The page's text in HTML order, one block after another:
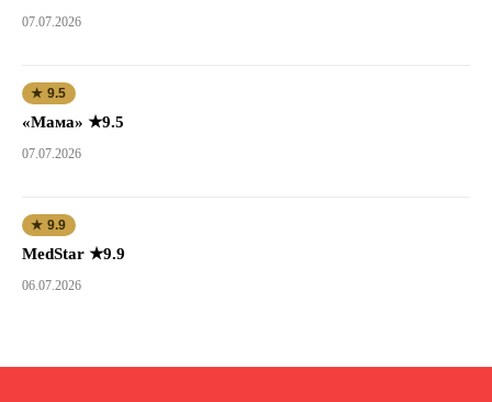
07.07.2026
★ 9.5
«Мама» ★9.5
07.07.2026
★ 9.9
MedStar ★9.9
06.07.2026